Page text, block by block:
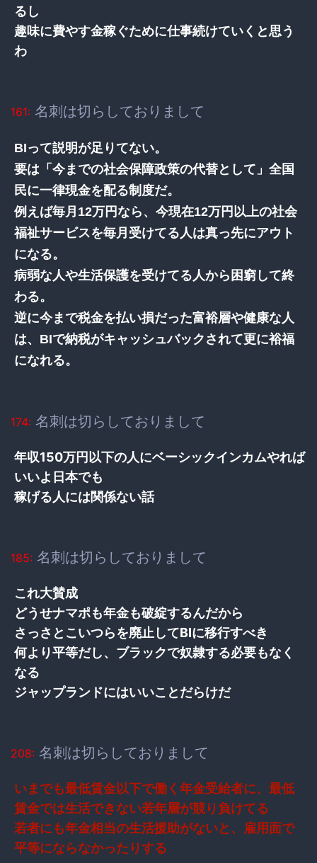
るし
趣味に費やす金稼ぐために仕事続けていくと思う
わ
161: 名刺は切らしておりまして
BIって説明が足りてない。
要は「今までの社会保障政策の代替として」全国
民に一律現金を配る制度だ。
例えば毎月12万円なら、今現在12万円以上の社会
福祉サービスを毎月受けてる人は真っ先にアウト
になる。
病弱な人や生活保護を受けてる人から困窮して終
わる。
逆に今まで税金を払い損だった富裕層や健康な人
は、BIで納税がキャッシュバックされて更に裕福
になれる。
174: 名刺は切らしておりまして
年収150万円以下の人にベーシックインカムやれば
いいよ日本でも
稼げる人には関係ない話
185: 名刺は切らしておりまして
これ大賛成
どうせナマポも年金も破綻するんだから
さっさとこいつらを廃止してBIに移行すべき
何より平等だし、ブラックで奴隷する必要もなく
なる
ジャップランドにはいいことだらけだ
208: 名刺は切らしておりまして
いまでも最低賃金以下で働く年金受給者に、最低
賃金では生活できない若年層が競り負けてる
若者にも年金相当の生活援助がないと、雇用面で
平等にならなかったりする